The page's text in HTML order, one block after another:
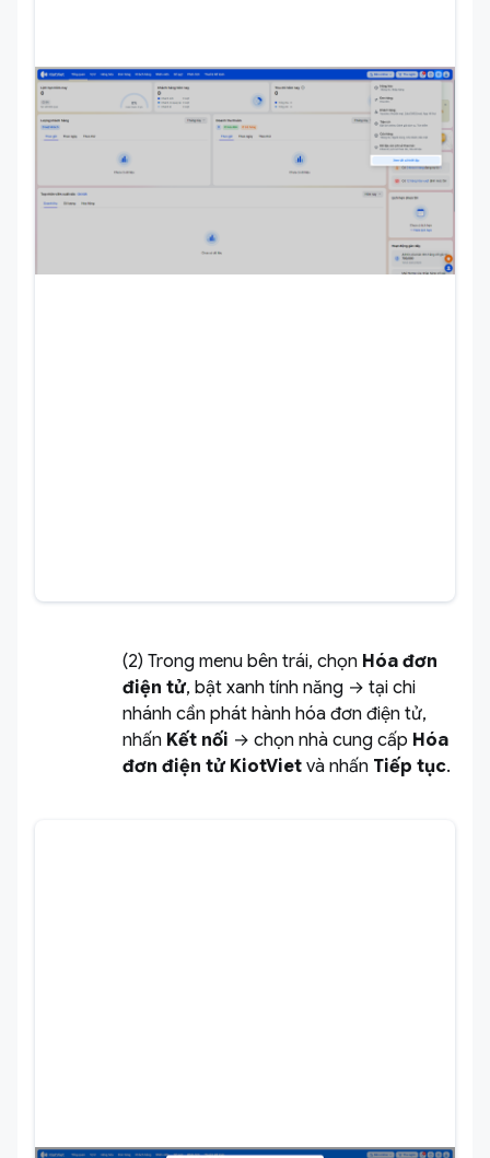
(2) Trong menu bên trái, chọn Hóa đơn
điện tử, bật xanh tính năng → tại chi
nhánh cần phát hành hóa đơn điện tử,
nhấn Kết nối → chọn nhà cung cấp Hóa
đơn điện tử KiotViet và nhấn Tiếp tục.